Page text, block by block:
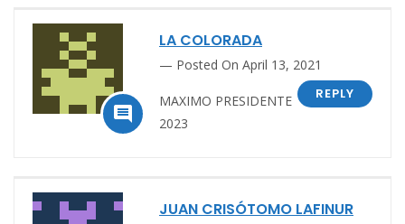

LA COLORADA
Posted On April 13, 2021
REPLY
MAXIMO PRESIDENTE
2023
JUAN CRISÓTOMO LAFINUR